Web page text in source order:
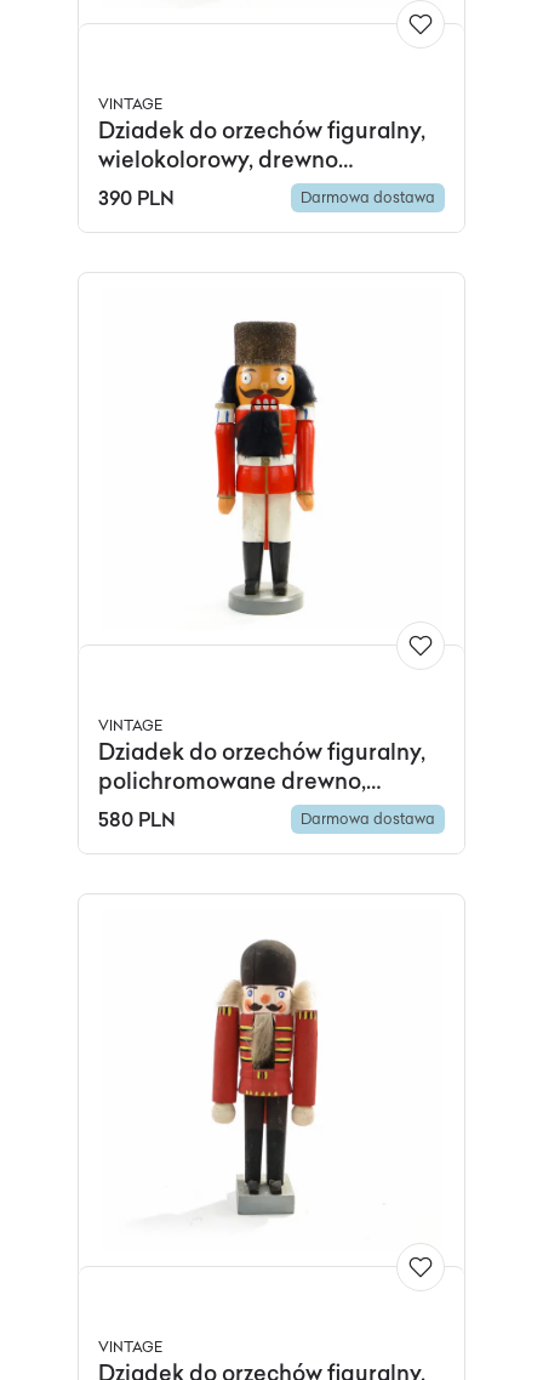
VINTAGE
Dziadek do orzechów figuralny,
wielokolorowy, drewno
polichromowane, Austria, lata
390 PLN Darmowa dostawa
VINTAGE
Dziadek do orzechów figuralny,
polichromowane drewno,
Austria, lata 60.
580 PLN Darmowa dostawa
VINTAGE
Dziadek do orzechów figuralny,